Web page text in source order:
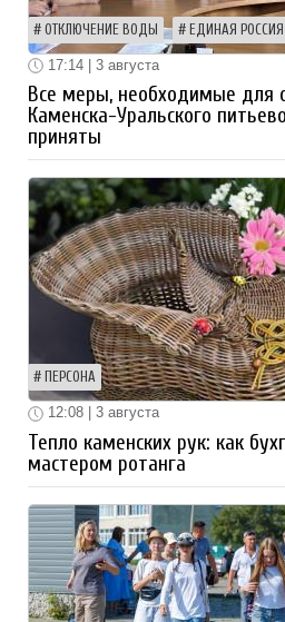
ОТКЛЮЧЕНИЕ ВОДЫ ЕДИНАЯ РОССИЯ
17:14 | 3 августа
Все меры, необходимые для
Каменска-Уральского
приняты
ПЕРСОНА
12:08 | 3 августа
Тепло каменских рук: как
мастером ротанга